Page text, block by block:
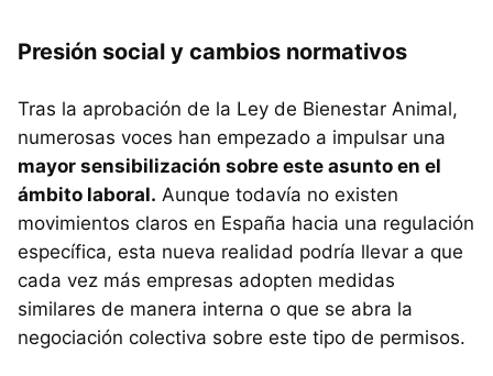
Presión social y cambios normativos
Tras la aprobación de la Ley de Bienestar Animal,
numerosas voces han empezado a impulsar una
mayor sensibilización sobre este asunto en el
ámbito laboral. Aunque todavía no existen
movimientos claros en España hacia una regulación
específica, esta nueva realidad podría llevar a que
cada vez más empresas adopten medidas
similares de manera interna o que se abra la
negociación colectiva sobre este tipo de permisos.